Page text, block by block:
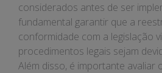
considerados antes de ser
fundamental garantir que a
conformidade com a legislação
procedimentos legais sejam
Além disso, é importante avaliar